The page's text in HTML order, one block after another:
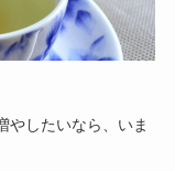
やしたいなら、いま